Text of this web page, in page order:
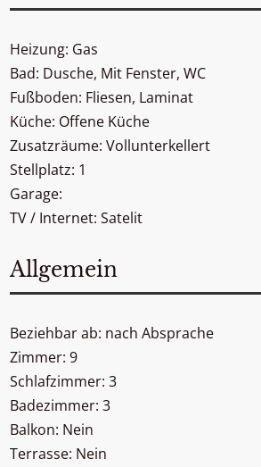
Heizung: Gas
Bad: Dusche, Mit Fenster, WC
Fußboden: Fliesen, Laminat
Küche: Offene Küche
Zusatzräume: Vollunterkellert
Stellplatz: 1
Garage:
TV / Internet: Satelit
Allgemein
Beziehbar ab: nach Absprache
Zimmer: 9
Schlafzimmer: 3
Badezimmer: 3
Balkon: Nein
Terrasse: Nein